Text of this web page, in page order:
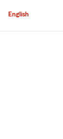
English